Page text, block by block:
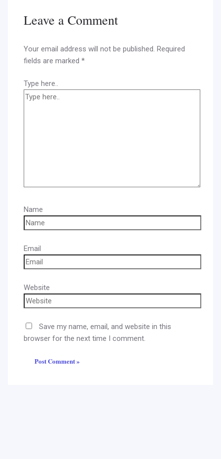
Leave a Comment
Your email address will not be published. Required
fields are marked*
Type here..
Name
Email
Website
Save my name, email, and website in this
browser for the next time I comment.